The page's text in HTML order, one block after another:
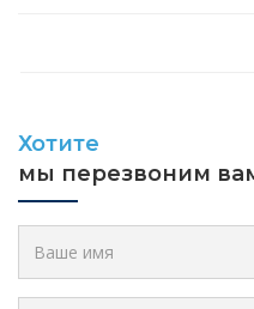
Хотите
мы перезвоним